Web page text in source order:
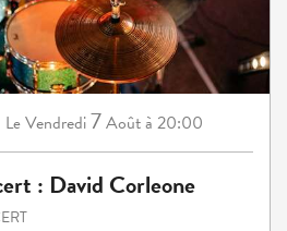
Le Vendredi7Aoûtà 20:00
: David Corleone